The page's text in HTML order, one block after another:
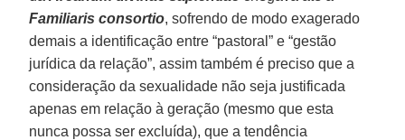
Familiaris consortio, sofrendo de modo exagerado
demais a identificação entre “pastoral” e “gestão
jurídica da relação”, assim também é preciso que a
consideração da sexualidade não seja justificada
apenas em relação à geração (mesmo que esta
nunca possa ser excluída), que a tendência